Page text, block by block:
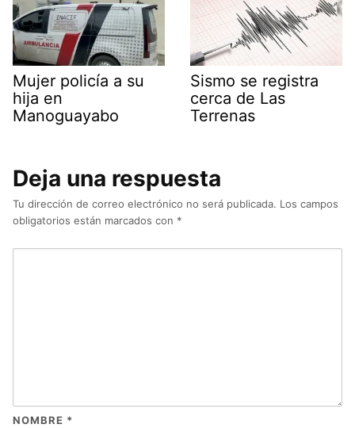
Mujer policía a su
hija en
Manoguayabo
Sismo se registra
cerca de Las
Terrenas
Deja una respuesta
Tu dirección de correo electrónico no será publicada. Los campos
obligatorios están marcados con *
NOMBRE *